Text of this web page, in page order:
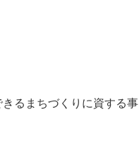
るまちづくりに資する事